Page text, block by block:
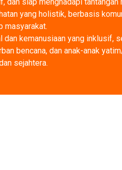
yang holistik, berbasis
masyarakat.
dan kemanusiaan yang inklusif,
bencana, dan anak-anak
sejahtera.